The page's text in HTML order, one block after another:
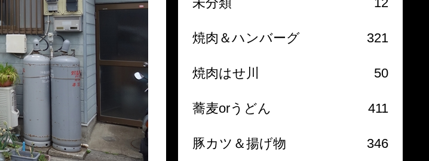
焼肉＆ハンバーグ 321
焼肉はせ川 50
蕎麦orうどん 411
豚カツ＆揚げ物 346